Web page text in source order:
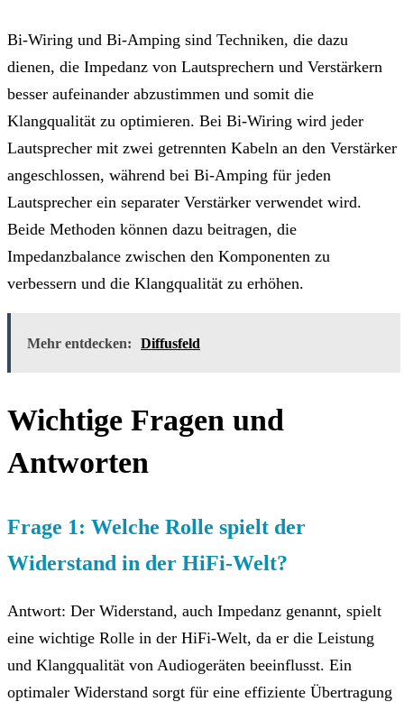
Bi-Wiring und Bi-Amping sind Techniken, die dazu
dienen, die Impedanz von Lautsprechern und Verstärkern
besser aufeinander abzustimmen und somit die
Klangqualität zu optimieren. Bei Bi-Wiring wird jeder
Lautsprecher mit zwei getrennten Kabeln an den Verstärker
angeschlossen, während bei Bi-Amping für jeden
Lautsprecher ein separater Verstärker verwendet wird.
Beide Methoden können dazu beitragen, die
Impedanzbalance zwischen den Komponenten zu
verbessern und die Klangqualität zu erhöhen.
Mehr entdecken: Diffusfeld
Wichtige Fragen und
Antworten
Frage 1: Welche Rolle spielt der
Widerstand in der HiFi-Welt?
Antwort: Der Widerstand, auch Impedanz genannt, spielt
eine wichtige Rolle in der HiFi-Welt, da er die Leistung
und Klangqualität von Audiogeräten beeinflusst. Ein
optimaler Widerstand sorgt für eine effiziente Übertragung